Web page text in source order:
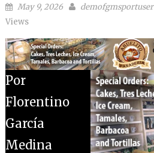
Posted on
May 9, 2026 Author
demofgmsportuser
Views
Por
Florentino
García
Medina